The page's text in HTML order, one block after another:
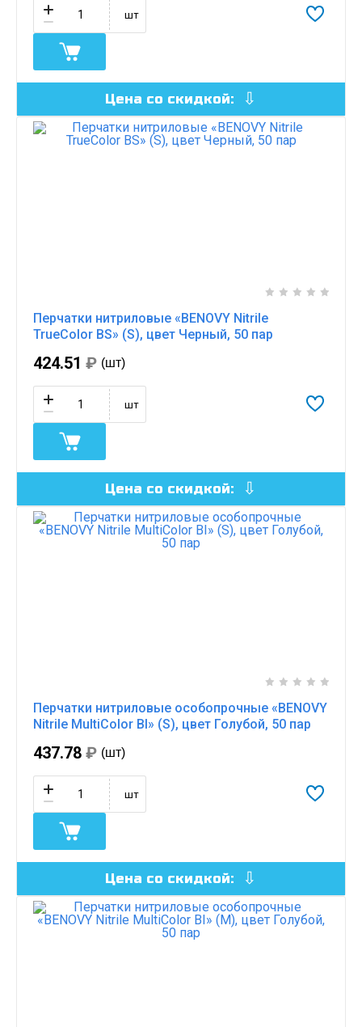
шт
Цена со скидкой:
Перчатки нитриловые «BENOVY Nitrile
TrueColor BS» (S), цвет Черный, 50 пар
424.51 ₽ (шт)
шт
Цена со скидкой:
Перчатки нитриловые особопрочные «BENOVY
Nitrile MultiColor BI» (S), цвет Голубой, 50 пар
437.78 ₽ (шт)
шт
Цена со скидкой: